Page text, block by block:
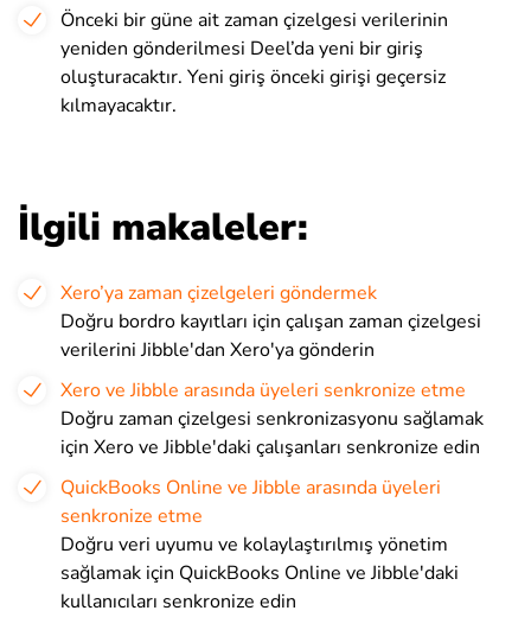
Önceki bir güne ait zaman çizelgesi verilerinin
yeniden gönderilmesi Deel’da yeni bir giriş
oluşturacaktır. Yeni giriş önceki girişi geçersiz
kılmayacaktır.
İlgili makaleler:
Xero’ya zaman çizelgeleri göndermek
Doğru bordro kayıtları için çalışan zaman çizelgesi
verilerini Jibble'dan Xero'ya gönderin
Xero ve Jibble arasında üyeleri senkronize etme
Doğru zaman çizelgesi senkronizasyonu sağlamak
için Xero ve Jibble'daki çalışanları senkronize edin
QuickBooks Online ve Jibble arasında üyeleri
senkronize etme
Doğru veri uyumu ve kolaylaştırılmış yönetim
sağlamak için QuickBooks Online ve Jibble'daki
kullanıcıları senkronize edin